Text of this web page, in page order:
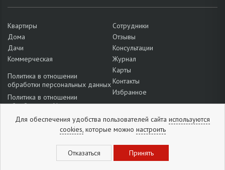
Квартиры
Дома
Дачи
Коммерческая
Политика в отношении
обработки персональных данных
Политика в отношении
обработки cookie
Подробнее о настройках файлов
Сотрудники
Отзывы
Консультации
Журнал
Карты
Контакты
Избранное
Отзывы: 5из5 (1296 отзывов)
Для обеспечения удобства пользователей сайта используются
cookies,которые можно настроить